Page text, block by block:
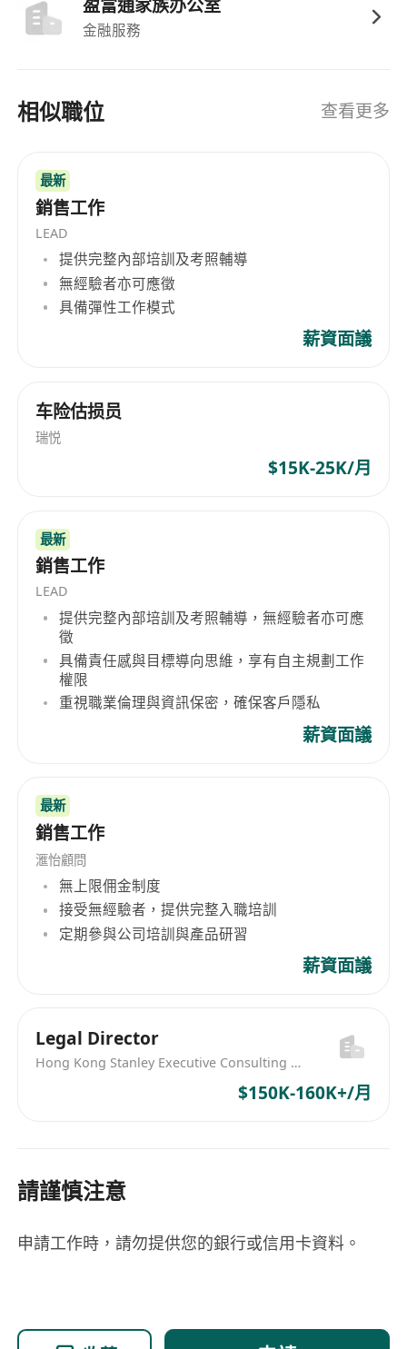
盈富通家族办公室
金融服務
相似職位 查看更多
最新
銷售工作
LEAD
提供完整內部培訓及考照輔導
無經驗者亦可應徵
具備彈性工作模式
薪資面議
车险估损员
瑞悦
$15K-25K/月
最新
銷售工作
LEAD
提供完整內部培訓及考照輔導，無經驗者亦可應
徵
具備責任感與目標導向思維，享有自主規劃工作
權限
重視職業倫理與資訊保密，確保客戶隱私
薪資面議
最新
銷售工作
滙怡顧問
無上限佣金制度
接受無經驗者，提供完整入職培訓
定期參與公司培訓與產品研習
薪資面議
Legal Director
Hong Kong Stanley Executive Consulting Limited
$150K-160K+/月
請謹慎注意
申請工作時，請勿提供您的銀行或信用卡資料。